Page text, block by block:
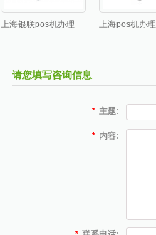
上海银联pos机办理 上海pos机办理
请您填写咨询信息
* 主题:
* 内容: